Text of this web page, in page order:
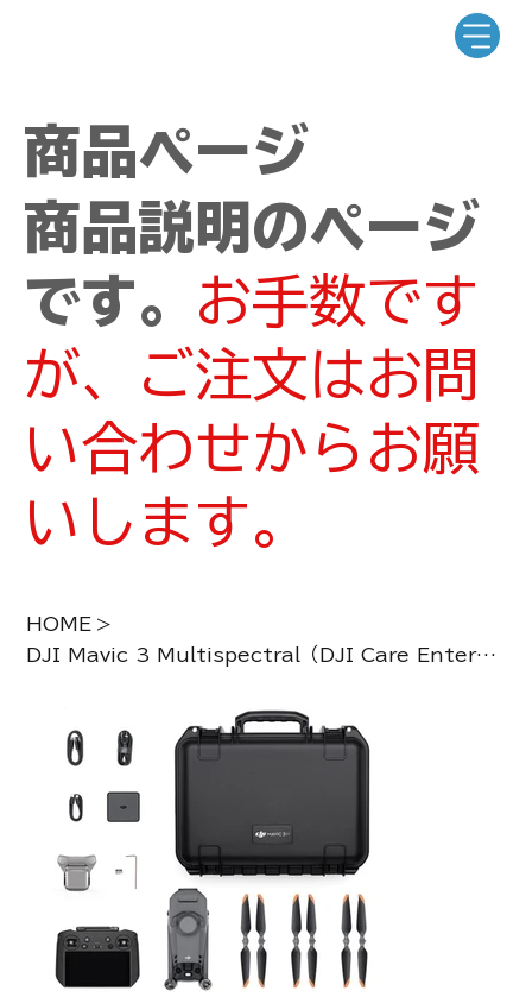
商品ページ
商品説明のページ
です。 お手数です
が、ご注文はお問
い合わせからお願
いします。
HOME >
DJI Mavic 3 Multispectral（DJI Care Enterprise Basic 2-Year Plan）